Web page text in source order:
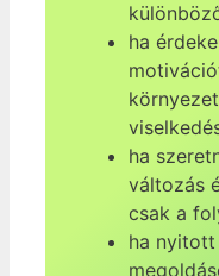
ha
ha
változás
csak a
ha